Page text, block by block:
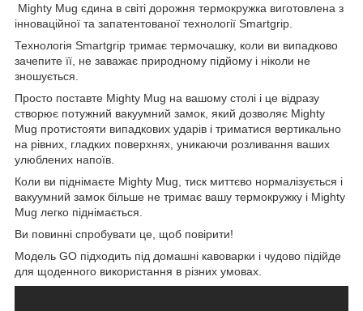
Mighty Mug єдина в світі дорожня термокружка виготовлена з
інноваційної та запатентованої технології Smartgrip.
Технологія Smartgrip тримає термочашку, коли ви випадково
зачепите її, не заважає природному підйому і ніколи не
зношується.
Просто поставте Mighty Mug на вашому столі і це відразу
створює потужний вакуумний замок, який дозволяє Mighty
Mug протистояти випадкових ударів і триматися вертикально
на рівних, гладких поверхнях, уникаючи розливання ваших
улюблених напоїв.
Коли ви піднімаєте Mighty Mug, тиск миттєво нормалізується і
вакуумний замок більше не тримає вашу термокружку і Mighty
Mug легко піднімається.
Ви повинні спробувати це, щоб повірити!
Модель GO підходить під домашні кавоварки і чудово підійде
для щоденного використання в різних умовах.